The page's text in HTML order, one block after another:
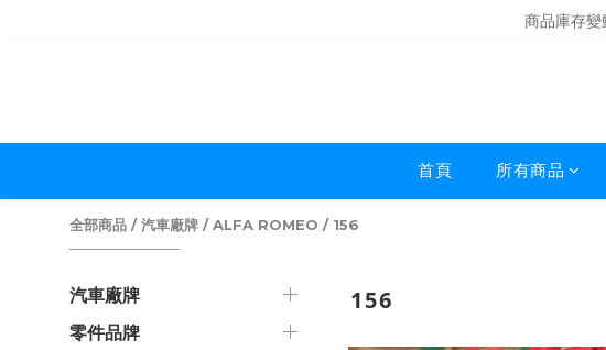
商品庫存
商品庫存
首頁 所有商品
全部商品 /汽車廠牌 /ALFA ROMEO / 156
汽車廠牌
零件品牌
156